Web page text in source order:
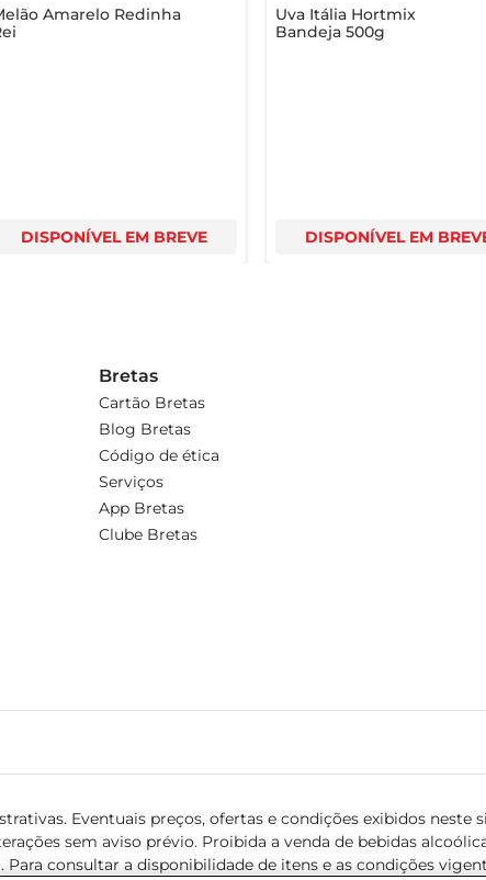
Amarelo Redinha
DISPONÍVEL EM BREVE
Uva Itália Hortmix
Bandeja 500g
DISPONÍVEL EM
Bretas
Cartão Bretas
Blog Bretas
Código de ética
Serviços
App Bretas
Clube Bretas
Eventuais preços, ofertas e condições exibidos neste
sem aviso prévio. Proibida a venda de bebidas
Para consultar a disponibilidade de itens e as condições